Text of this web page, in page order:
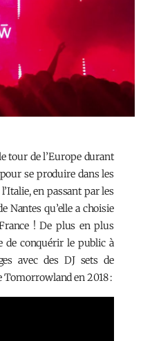
tour de l’Europe durant
se produire dans les
en passant par les
Nantes qu’elle a choisie
! De plus en plus
de conquérir le public à
avec des DJ sets de
Tomorrowland en 2018 :